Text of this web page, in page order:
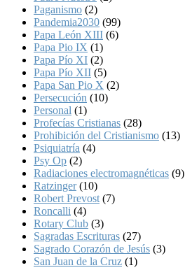
Paganismo (2)
Pandemia2030 (99)
Papa León XIII (6)
Papa Pio IX (1)
Papa Pío XI (2)
Papa Pío XII (5)
Papa San Pio X (2)
Persecución (10)
Personal (1)
Profecías Cristianas (28)
Prohibición del Cristianismo (13)
Psiquiatría (4)
Psy Op (2)
Radiaciones electromagnéticas (9)
Ratzinger(10)
Robert Prevost (7)
Roncalli (4)
Rotary Club (3)
Sagradas Escrituras (27)
Sagrado Corazón de Jesús (3)
San Juan de la Cruz (1)